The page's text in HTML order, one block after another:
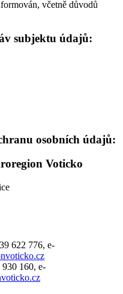
včetně důvodů
subjektu údajů:
osobních údajů:
Voticko
622 776, e-
160, e-